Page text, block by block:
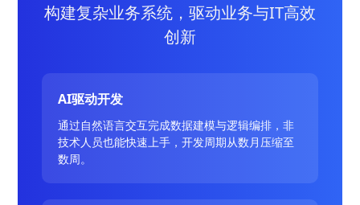
构建复杂业务系统，驱动业务与IT高效
创新
AI驱动开发
通过自然语言交互完成数据建模与逻辑编排，非
技术人员也能快速上手，开发周期从数月压缩至
数周。